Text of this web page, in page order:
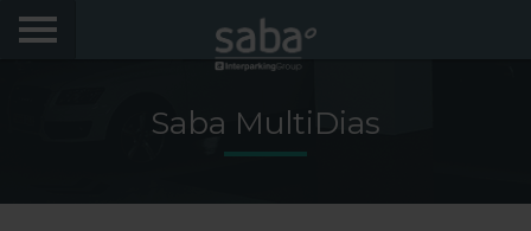
AEROPORTOS
Saba MultiDias